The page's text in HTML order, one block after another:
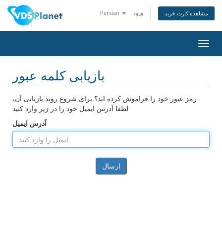
Persian ورود مشاهده کارت خرید
تغییر
بازیابی کلمه عبور
رمز عبور خود را فراموش کرده اید؟ برای شروع روند بازیابی آن،
لطفا آدرس ایمیل خود را در زیر وارد کنید
آدرس ایمیل
ارسال